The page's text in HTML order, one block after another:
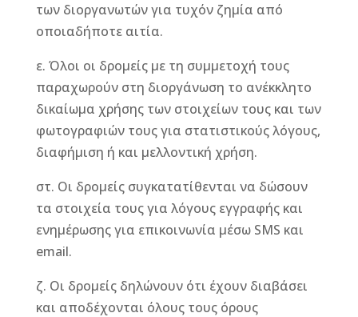
των διοργανωτών για τυχόν ζημία από
οποιαδήποτε αιτία.
ε. Όλοι οι δρομείς με τη συμμετοχή τους
παραχωρούν στη διοργάνωση το ανέκκλητο
δικαίωμα χρήσης των στοιχείων τους και των
φωτογραφιών τους για στατιστικούς λόγους,
διαφήμιση ή και μελλοντική χρήση.
στ. Οι δρομείς συγκατατίθενται να δώσουν
τα στοιχεία τους για λόγους εγγραφής και
ενημέρωσης για επικοινωνία μέσω SMS και
email.
ζ. Οι δρομείς δηλώνουν ότι έχουν διαβάσει
και αποδέχονται όλους τους όρους